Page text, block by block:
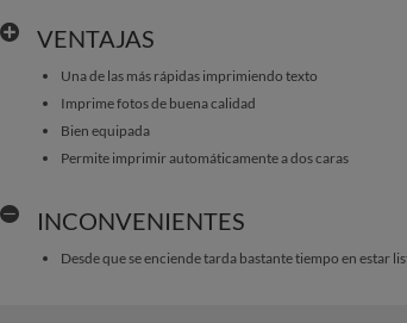
VENTAJAS
Una de las más rápidas imprimiendo texto
Imprime fotos de buena calidad
Bien equipada
Permite imprimir automáticamente a dos caras
INCONVENIENTES
Desde que se enciende tarda bastante tiempo en estar